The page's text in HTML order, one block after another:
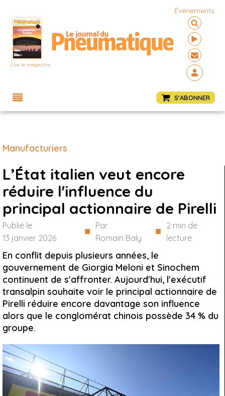
Lire le magazine
Événements
S'ABONNER
Manufacturiers
L’État italien veut encore
réduire l'influence du
principal actionnaire de Pirelli
Publié le
13 janvier 2026
■ Par
Romain Baly
■ 2 min de
lecture
En conflit depuis plusieurs années, le
gouvernement de Giorgia Meloni et Sinochem
continuent de s'affronter. Aujourd'hui, l'exécutif
transalpin souhaite voir le principal actionnaire de
Pirelli réduire encore davantage son influence
alors que le conglomérat chinois possède 34 % du
groupe.